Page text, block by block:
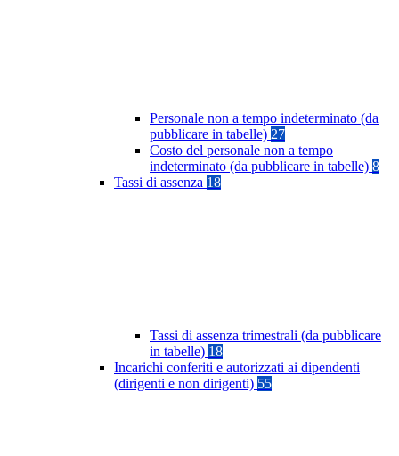
Personale non a tempo indeterminato (da
pubblicare in tabelle) 27
Costo del personale non a tempo
indeterminato (da pubblicare in tabelle) 8
Tassi di assenza 18
Tassi di assenza trimestrali (da pubblicare
in tabelle) 18
Incarichi conferiti e autorizzati ai dipendenti
(dirigenti e non dirigenti) 55